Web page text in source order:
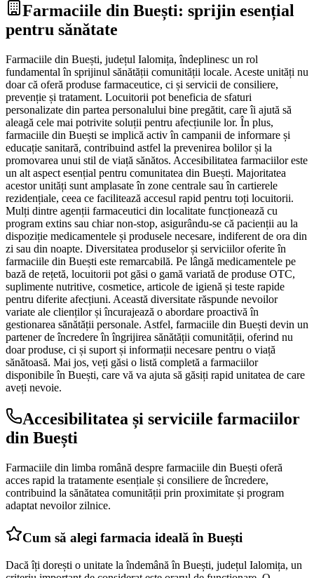
Farmaciile din Buești: sprijin esențial
pentru sănătate
Farmaciile din Buești, județul Ialomița, îndeplinesc un rol
fundamental în sprijinul sănătății comunității locale. Aceste unități nu
doar că oferă produse farmaceutice, ci și servicii de consiliere,
prevenție și tratament. Locuitorii pot beneficia de sfaturi
personalizate din partea personalului bine pregătit, care îi ajută să
aleagă cele mai potrivite soluții pentru afecțiunile lor. În plus,
farmaciile din Buești se implică activ în campanii de informare și
educație sanitară, contribuind astfel la prevenirea bolilor și la
promovarea unui stil de viață sănătos. Accesibilitatea farmaciilor este
un alt aspect esențial pentru comunitatea din Buești. Majoritatea
acestor unități sunt amplasate în zone centrale sau în cartierele
rezidențiale, ceea ce facilitează accesul rapid pentru toți locuitorii.
Mulți dintre agenții farmaceutici din localitate funcționează cu
program extins sau chiar non-stop, asigurându-se că pacienții au la
dispoziție medicamentele și produsele necesare, indiferent de ora din
zi sau din noapte. Diversitatea produselor și serviciilor oferite în
farmaciile din Buești este remarcabilă. Pe lângă medicamentele pe
bază de rețetă, locuitorii pot găsi o gamă variată de produse OTC,
suplimente nutritive, cosmetice, articole de igienă și teste rapide
pentru diferite afecțiuni. Această diversitate răspunde nevoilor
variate ale clienților și încurajează o abordare proactivă în
gestionarea sănătății personale. Astfel, farmaciile din Buești devin un
partener de încredere în îngrijirea sănătății comunității, oferind nu
doar produse, ci și suport și informații necesare pentru o viață
sănătoasă. Mai jos, veți găsi o listă completă a farmaciilor
disponibile în Buești, care vă va ajuta să găsiți rapid unitatea de care
aveți nevoie.
Accesibilitatea și serviciile farmaciilor
din Buești
Farmaciile din limba română despre farmaciile din Buești oferă
acces rapid la tratamente esențiale și consiliere de încredere,
contribuind la sănătatea comunității prin proximitate și program
adaptat nevoilor zilnice.
Cum să alegi farmacia ideală în Buești
Dacă îți dorești o unitate la îndemână în Buești, județul Ialomița, un